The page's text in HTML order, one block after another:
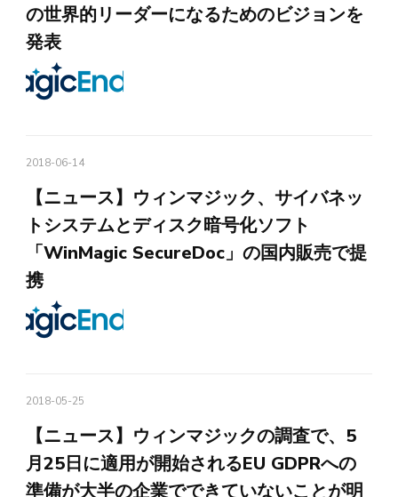
の世界的リーダーになるためのビジョンを
発表
2018-06-14
【ニュース】ウィンマジック、サイバネッ
トシステムとディスク暗号化ソフト
「WinMagic SecureDoc」の国内販売で提
携
2018-05-25
【ニュース】ウィンマジックの調査で、5
月25日に適用が開始されるEU GDPRへの
準備が大半の企業でできていないことが明